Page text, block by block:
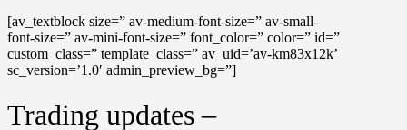
[av_textblock size=” av-medium-font-size=” av-small-
font-size=” av-mini-font-size=” font_color=” color=” id=”
custom_class=” template_class=” av_uid=’av-km83x12k’
sc_version=’1.0′ admin_preview_bg=”]
Trading updates –